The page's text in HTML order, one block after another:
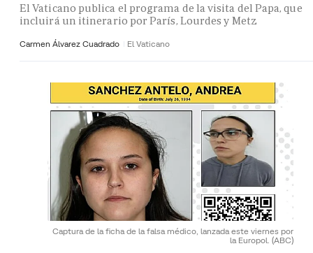
El Vaticano publica el programa de la visita del Papa, que
incluirá un itinerario por París, Lourdes y Metz
Carmen Álvarez Cuadrado El Vaticano
Captura de la ficha de la falsa médico, lanzada este viernes por
la Europol. (ABC)